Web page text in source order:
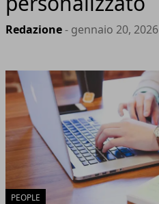
Redazione- gennaio 20, 2026
PEOPLE